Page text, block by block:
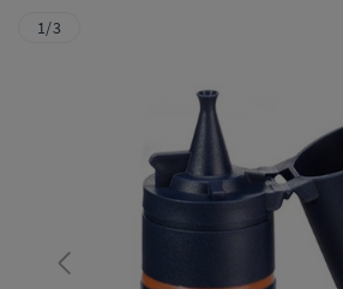
Simples
Software
1/3